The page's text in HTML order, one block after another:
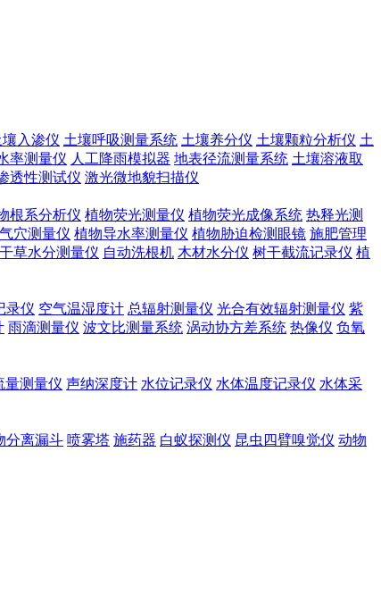
壤入渗仪 土壤呼吸测量系统 土壤养分仪 土壤颗粒分析仪 土
率测量仪 人工降雨模拟器 地表径流测量系统 土壤溶液取
透性测试仪 激光微地貌扫描仪
根系分析仪 植物荧光测量仪 植物荧光成像系统 热释光测
穴测量仪 植物导水率测量仪 植物胁迫检测眼镜 施肥管理
干草水分测量仪 自动洗根机 木材水分仪 树干截流记录仪 植
录仪 空气温湿度计 总辐射测量仪 光合有效辐射测量仪 紫
雨滴测量仪 波文比测量系统 涡动协方差系统 热像仪 负氧
量测量仪 声纳深度计 水位记录仪 水体温度记录仪 水体采
分离漏斗 喷雾塔 施药器 白蚁探测仪 昆虫四臂嗅觉仪 动物